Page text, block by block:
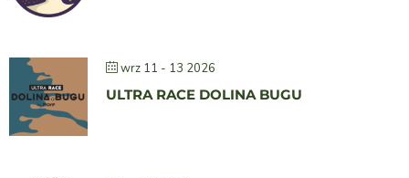
wrz 11 - 13 2026
ULTRA RACE DOLINA BUGU